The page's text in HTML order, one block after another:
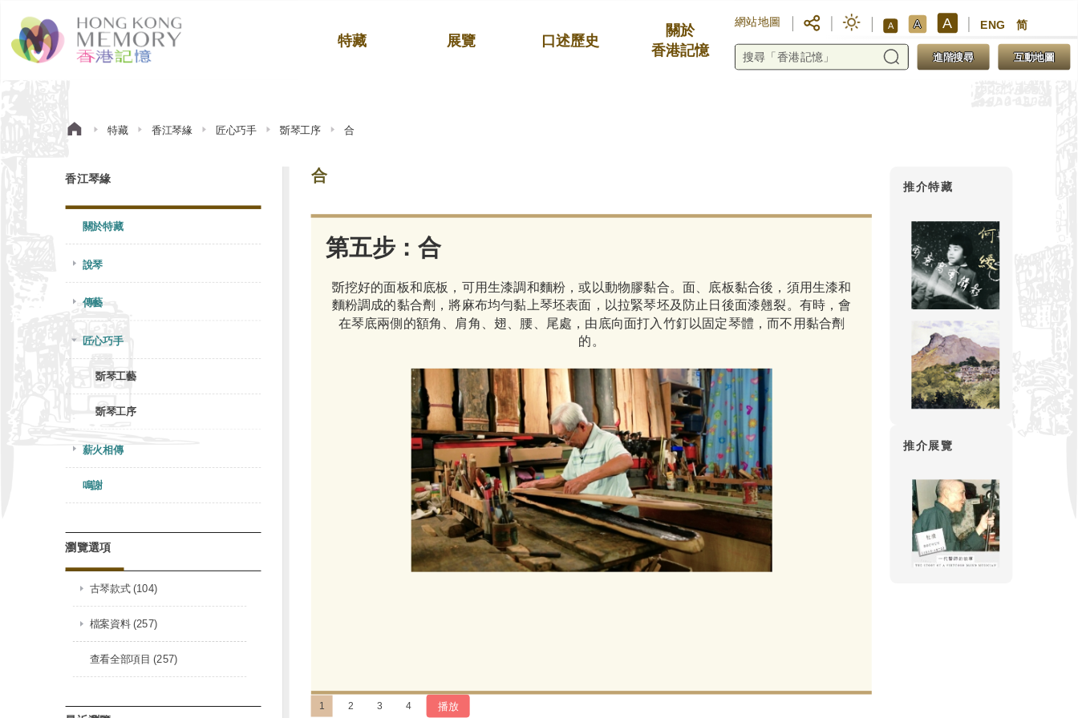
特藏 展覽 口述歷史
關於
香港記憶
網站地圖 A A A ENG 简
進階搜尋 互動地圖
特藏 香江琴緣 匠心巧手 斲琴工序 合
香江琴緣
關於特藏
說琴
傳藝
匠心巧手
斲琴工藝
斲琴工序
薪火相傳
鳴謝
瀏覽選項
古琴款式 (104)
檔案資料 (257)
查看全部項目 (257)
合
第五步：合
斲挖好的面板和底板，可用生漆調和麵粉，或以動物膠黏合。面、底板黏合後，須用生漆和
麵粉調成的黏合劑，將麻布均勻黏上琴坯表面，以拉緊琴坯及防止日後面漆翹裂。有時，會
在琴底兩側的額角、肩角、翅、腰、尾處，由底向面打入竹釘以固定琴體，而不用黏合劑
的。
第五步：合
竹釘——以連皮老竹削成，長
鑽——先在琴底相
1 2 3 4 播放
推介特藏
推介展覽